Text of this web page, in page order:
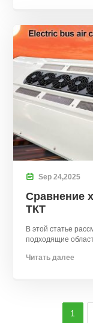
 Sep 24,2025
Сравнение
ТКТ
В этой статье
подходящие
Читать далее
1